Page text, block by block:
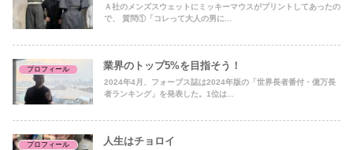
Ａ社のメンズスウェットにミッキーマウスがプリントしてあったの
で、 質問①「コレって大人の男に...
プロフィール 業界のトップ5%を目指そう！
2024年4月、フォーブス誌は2024年版の「世界長者番付・億万長
者ランキング」を発表した。1位は...
プロフィール 人生はチョロイ